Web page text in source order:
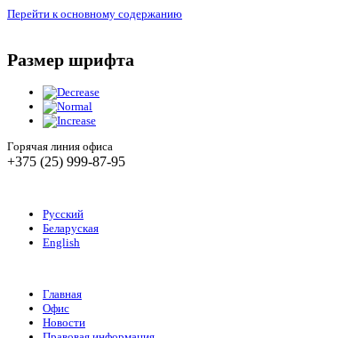
Перейти к основному содержанию
Размер шрифта
Горячая линия офиса
+375 (25) 999-87-95
Русский
Беларуская
English
Главная
Офис
Новости